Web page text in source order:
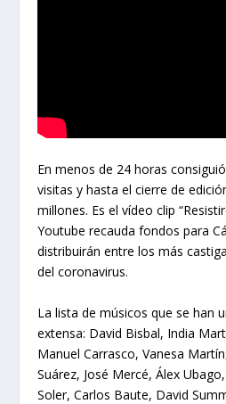
En menos de 24 horas
visitas y hasta el cierre de
millones. Es el vídeo clip
Youtube recauda fondos para
distribuirán entre los más
del coronavirus.
La lista de músicos que se han
extensa: David Bisbal, India
Manuel Carrasco, Vanesa
Suárez, José Mercé, Álex
Soler, Carlos Baute, David